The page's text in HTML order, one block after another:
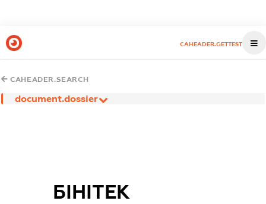
CAHEADER.GETTEST
CAHEADER.SEARCH
document.dossier
БІНІТЕК